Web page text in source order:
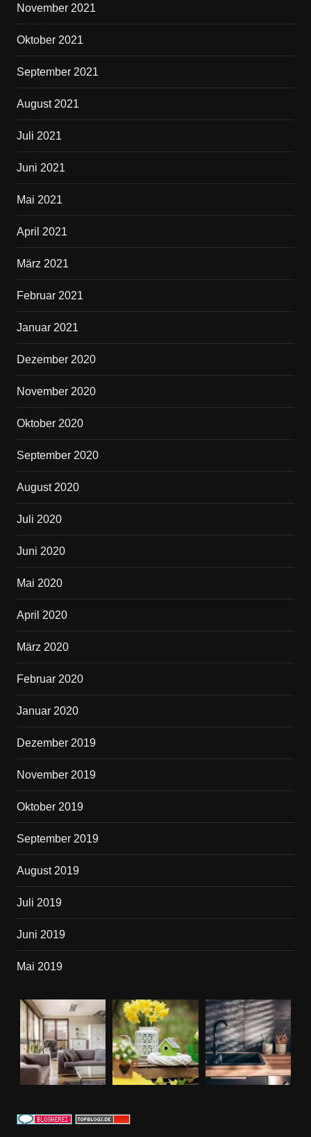
November 2021
Oktober 2021
September 2021
August 2021
Juli 2021
Juni 2021
Mai 2021
April 2021
März 2021
Februar 2021
Januar 2021
Dezember 2020
November 2020
Oktober 2020
September 2020
August 2020
Juli 2020
Juni 2020
Mai 2020
April 2020
März 2020
Februar 2020
Januar 2020
Dezember 2019
November 2019
Oktober 2019
September 2019
August 2019
Juli 2019
Juni 2019
Mai 2019